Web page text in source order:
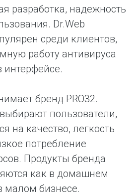
разработка, надежность
Dr.Web
среди клиентов,
работу антивируса
бренд PRO32.
пользователи,
на качество, легкость
потребление
Продукты бренда
как в домашнем
малом бизнесе.